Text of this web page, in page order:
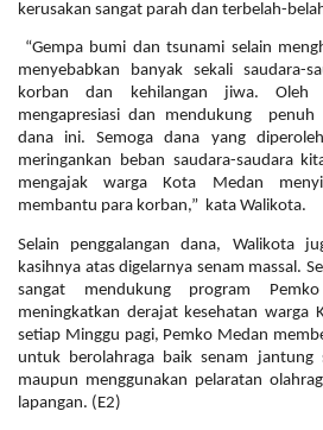
kerusakan sangat parah dan terbelah-
“Gempa bumi dan tsunami selain
menyebabkan banyak sekali saudara-
korban dan kehilangan jiwa. Oleh
mengapresiasi dan mendukung penuh
dana ini. Semoga dana yang
meringankan beban saudara-saudara
mengajak warga Kota Medan
membantu para korban,” kata Walikota.
Selain penggalangan dana, Walikota
kasihnya atas digelarnya senam massal.
sangat mendukung program
meningkatkan derajat kesehatan warga
setiap Minggu pagi, Pemko Medan
untuk berolahraga baik senam jantung
maupun menggunakan pelaratan
lapangan. (E2)